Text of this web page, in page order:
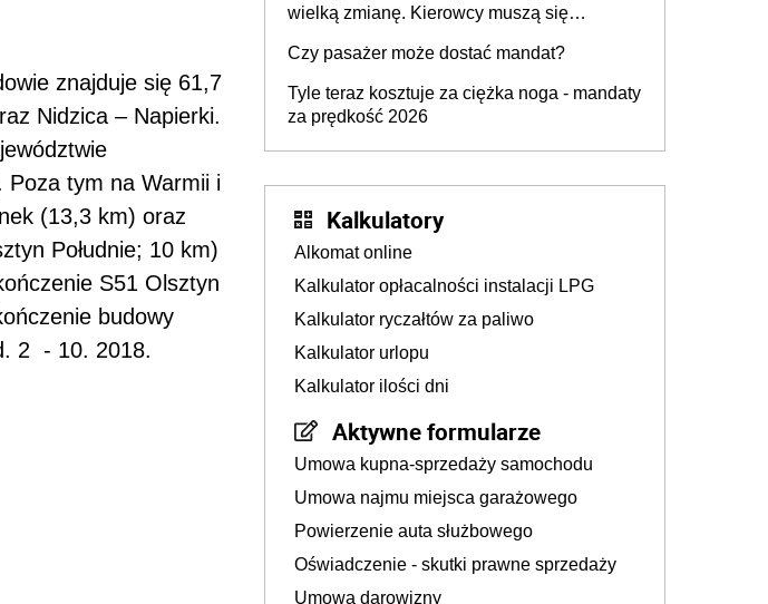
znajduje się 61,7
Nidzica – Napierki.
Poza tym na Warmii i
(13,3 km) oraz
Południe; 10 km)
S51 Olsztyn
budowy
2 - 10. 2018.
wielką zmianę. Kierowcy muszą się
Czy pasażer może dostać mandat?
Tyle teraz kosztuje za ciężka noga - mandaty
za prędkość 2026
Kalkulatory
Alkomat online
Kalkulator opłacalności instalacji LPG
Kalkulator ryczałtów za paliwo
Kalkulator urlopu
Kalkulator ilości dni
Aktywne formularze
Umowa kupna-sprzedaży samochodu
Umowa najmu miejsca garażowego
Powierzenie auta służbowego
Oświadczenie - skutki prawne sprzedaży
Umowa darowizny